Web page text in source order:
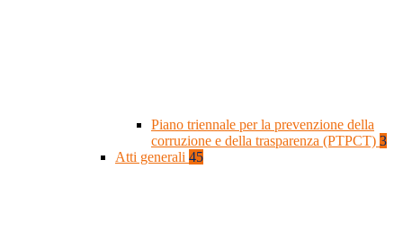
Piano triennale per la prevenzione della
corruzione e della trasparenza (PTPCT) 3
Atti generali 45